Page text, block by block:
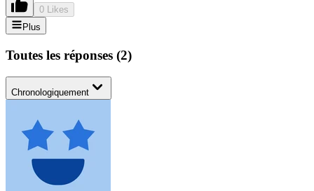
0 Likes
Plus
Toutes les réponses (2)
Chronologiquement